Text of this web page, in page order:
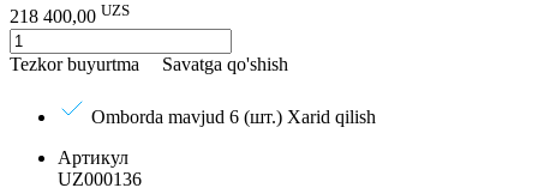
218 400,00 UZS
Tezkor buyurtma Savatga qo'shish
Omborda mavjud 6 (шт.) Xarid qilish
Артикул
UZ000136